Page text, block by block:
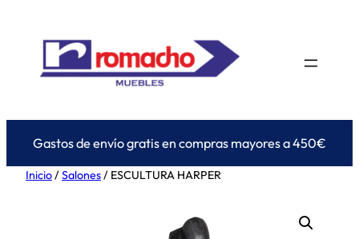
contenido
Gastos de envío gratis en compras mayores a 450€
Inicio/Salones/ ESCULTURA HARPER